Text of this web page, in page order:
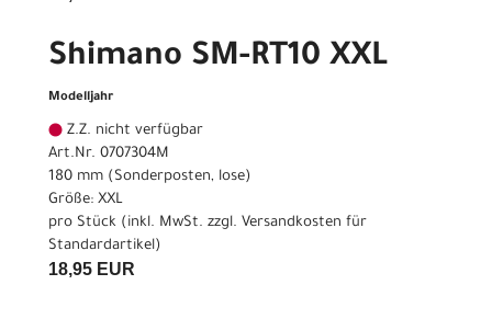
Shimano SM-RT10 XXL
Modelljahr
Z.Z. nicht verfügbar
Art.Nr. 0707304M
180 mm (Sonderposten, lose)
Größe: XXL
pro Stück (inkl. MwSt. zzgl. Versandkosten für
Standardartikel)
18,95 EUR